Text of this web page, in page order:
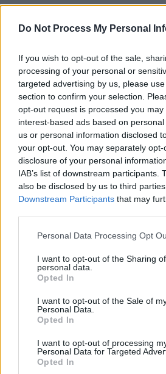
Do Not Process My Personal
If you wish to opt-out of the sale,
processing of your personal or
targeted advertising by us, please
section to confirm your selection.
opt-out request is processed you may
interest-based ads based on
us or personal information disclosed
your opt-out. You may separately
disclosure of your personal
IAB’s list of downstream participants.
also be disclosed by us to third
Downstream Participants that may
Personal Data Processing Opt
I want to opt-out of the Sharing
personal data.
Opted In
I want to opt-out of the Sale of
Personal Data.
Opted In
I want to opt-out of processing
Personal Data for Targeted
Opted In
curve”
Alexandra la 112 i-au grăbit
fost ucisă la scurt timp, joi
*Profesoara Alexandrei, care
cu monstrul din Caracal:
m-am urcat?!”
*Boule-cu-epoleți, Luiza nu
Frumos! O răpise Monstrul,
Monstrul din Caracal scapă
ajutorul PSD-ALDE! Chiar
pe viaţă, va beneficia de
favorabilă
crime: le-a omorât și pe
El le batjocorește și după